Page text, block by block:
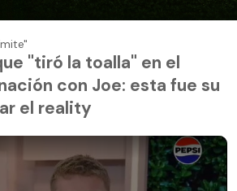
"tiró la toalla" en el
con Joe: esta fue su
el reality